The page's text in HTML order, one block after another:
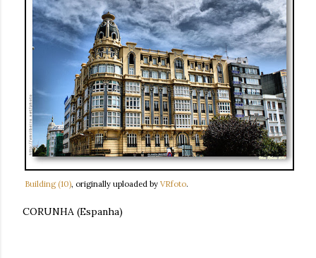
Building (10), originally uploaded by VRfoto.
CORUNHA (Espanha)